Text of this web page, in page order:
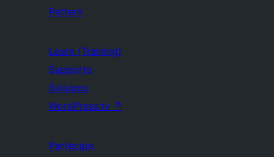
Pattern
Learn (Training)
Supporto
Sviluppo
WordPress.tv ↗
Partecipa